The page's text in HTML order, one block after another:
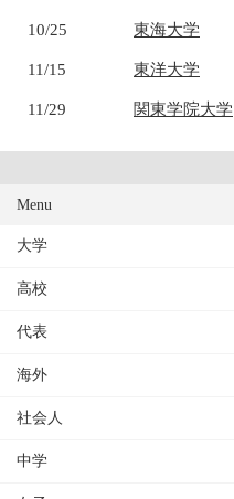
10/25 東海大学
11/15 東洋大学
11/29 関東学院大学
Menu
大学
高校
代表
海外
社会人
中学